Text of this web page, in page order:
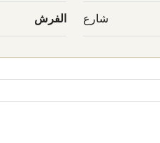
شارع الفرش